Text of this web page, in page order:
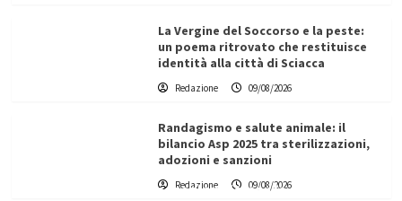
La Vergine del Soccorso e la peste:
un poema ritrovato che restituisce
identità alla città di Sciacca
Redazione 09/08/2026
Randagismo e salute animale: il
bilancio Asp 2025 tra sterilizzazioni,
adozioni e sanzioni
Redazione 09/08/2026
L’ingegnere saccense Buscarnera partner chiave
di un progetto transnazionale per la transizione